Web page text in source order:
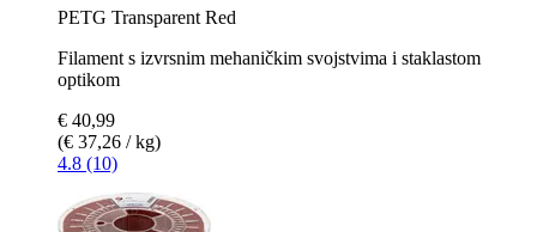
PETG Transparent Red
Filament s izvrsnim mehaničkim svojstvima i staklastom
optikom
€ 40,99
(€ 37,26 / kg)
4.8 (10)